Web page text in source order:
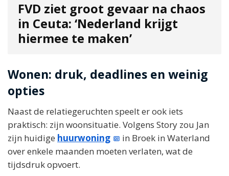
FVD ziet groot gevaar na chaos
in Ceuta: ‘Nederland krijgt
hiermee te maken’
Wonen: druk, deadlines en weinig
opties
Naast de relatiegeruchten speelt er ook iets
praktisch: zijn woonsituatie. Volgens Story zou Jan
zijn huidige huurwoning
in Broek in Waterland
over enkele maanden moeten verlaten, wat de
tijdsdruk opvoert.